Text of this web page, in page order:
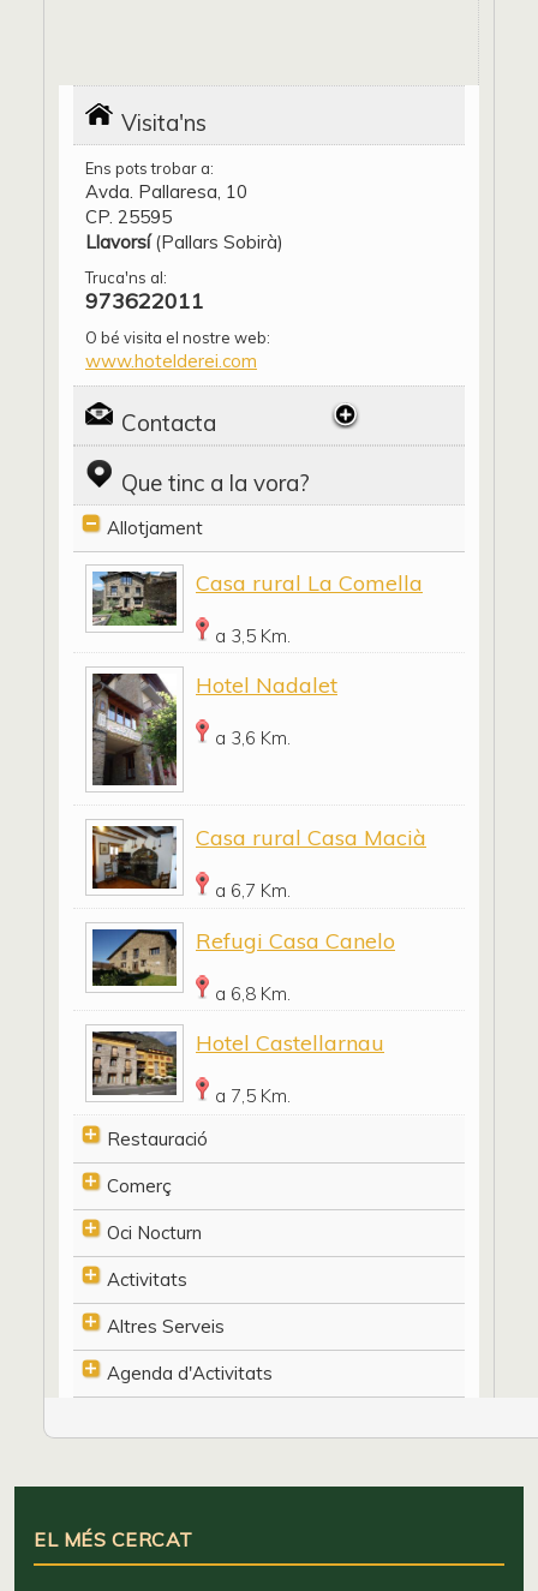
Visita'ns
Ens pots trobar a:
Avda. Pallaresa, 10
CP. 25595
Llavorsí(Pallars Sobirà)
Truca'ns al:
973622011
O bé visita el nostre web:
www.hotelderei.com
Contacta
Que tinc a la vora?
Allotjament
Casa rural La Comella
a 3,5 Km.
Hotel Nadalet
a 3,6 Km.
Casa rural Casa Macià
a 6,7 Km.
Refugi Casa Canelo
a 6,8 Km.
Hotel Castellarnau
a 7,5 Km.
Restauració
Comerç
Oci Nocturn
Activitats
Altres Serveis
Agenda d'Activitats
EL MÉS CERCAT